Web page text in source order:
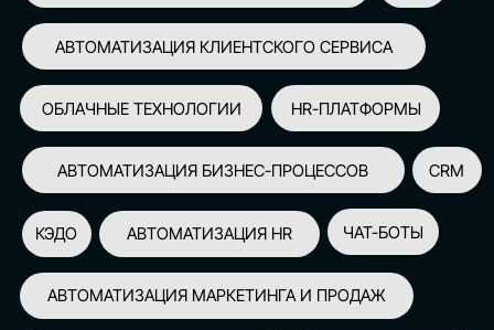
СПИКЕРОВ
150+
ПАРТНЕРОВ
100+
УЧАСТНИКОВ
2500+